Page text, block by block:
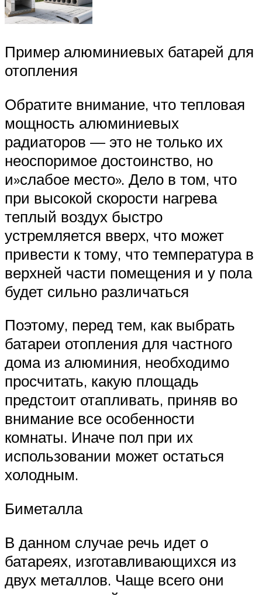
Пример алюминиевых батарей для
отопления
Обратите внимание, что тепловая
мощность алюминиевых
радиаторов — это не только их
неоспоримое достоинство, но
и»слабое место». Дело в том, что
при высокой скорости нагрева
теплый воздух быстро
устремляется вверх, что может
привести к тому, что температура в
верхней части помещения и у пола
будет сильно различаться
Поэтому, перед тем, как выбрать
батареи отопления для частного
дома из алюминия, необходимо
просчитать, какую площадь
предстоит отапливать, приняв во
внимание все особенности
комнаты. Иначе пол при их
использовании может остаться
холодным.
Биметалла
В данном случае речь идет о
батареях, изготавливающихся из
двух металлов. Чаще всего они